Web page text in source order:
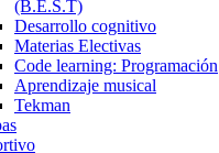
(B.E.S.T)
Desarrollo cognitivo
Materias Electivas
Code learning: Programación
Aprendizaje musical
Tekman